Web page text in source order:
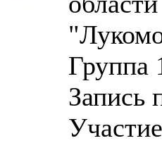
Группа
Запись